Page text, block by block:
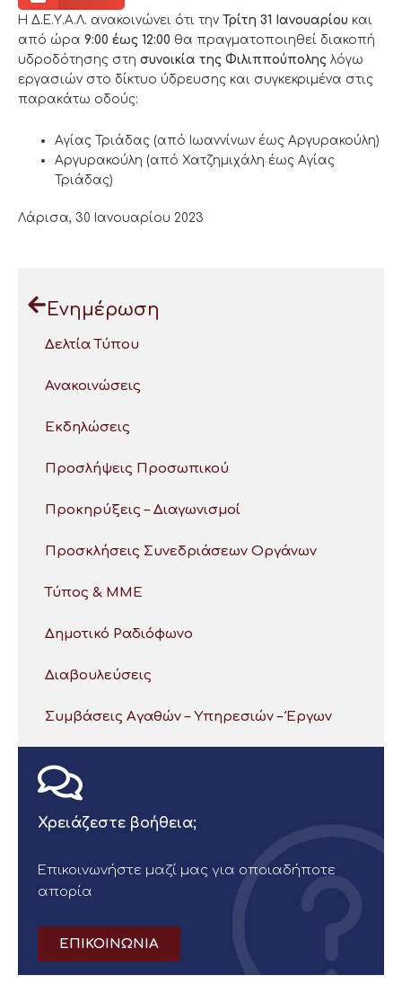
Η Δ.Ε.Υ.Α.Λ. ανακοινώνει ότι την Τρίτη 31 Ιανουαρίου και
από ώρα 9:00 έως 12:00 θα πραγματοποιηθεί διακοπή
υδροδότησης στη συνοικία της Φιλιππούπολης λόγω
εργασιών στο δίκτυο ύδρευσης και συγκεκριμένα στις
παρακάτω οδούς:
Αγίας Τριάδας (από Ιωαννίνων έως Αργυρακούλη)
Αργυρακούλη (από Χατζημιχάλη έως Αγίας
Τριάδας)
Λάρισα, 30 Ιανουαρίου 2023
Ενημέρωση
Δελτία Τύπου
Ανακοινώσεις
Εκδηλώσεις
Προσλήψεις Προσωπικού
Προκηρύξεις – Διαγωνισμοί
Προσκλήσεις Συνεδριάσεων Οργάνων
Τύπος & ΜΜΕ
Δημοτικό Ραδιόφωνο
Διαβουλεύσεις
Συμβάσεις Αγαθών – Υπηρεσιών – Έργων
Χρειάζεστε βοήθεια;
Επικοινωνήστε μαζί μας για οποιαδήποτε
απορία
ΕΠΙΚΟΙΝΩΝΙΑ